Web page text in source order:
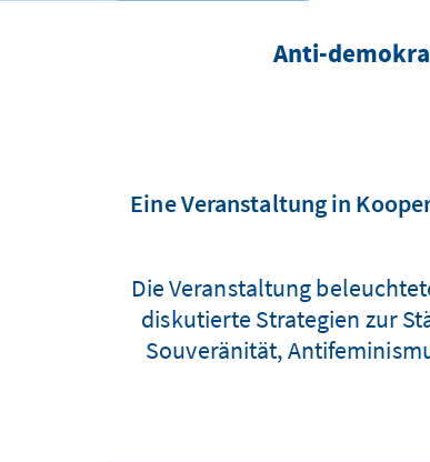
Anti-
Eine Veranstaltung in
Die Veranstaltung
diskutierte Strategien zur
Souveränität,